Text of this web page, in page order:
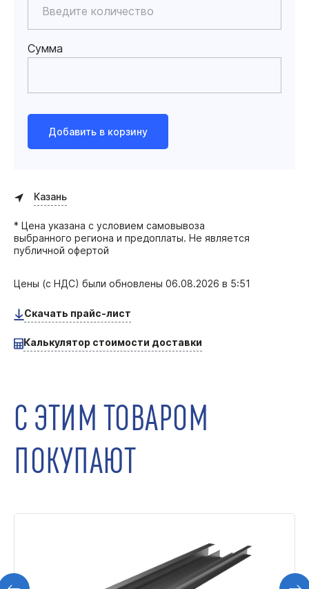
Сумма
Добавить в корзину
Казань
* Цена указана с условием самовывоза
выбранного региона и предоплаты. Не является
публичной офертой
Цены (с НДС) были обновлены 06.08.2026 в 5:51
Скачать прайс-лист
Калькулятор стоимости доставки
С ЭТИМ ТОВАРОМ
ПОКУПАЮТ